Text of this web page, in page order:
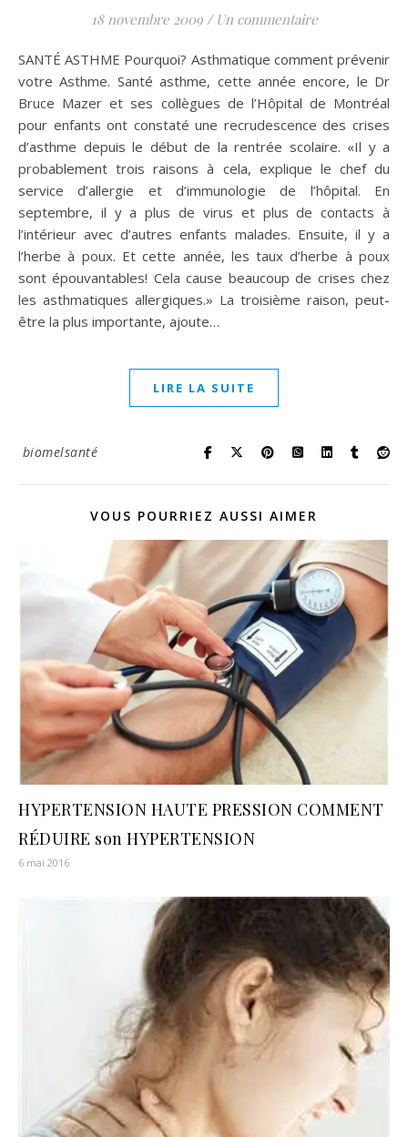
18 novembre 2009 / Un commentaire
SANTÉ ASTHME Pourquoi? Asthmatique comment prévenir
votre Asthme. Santé asthme, cette année encore, le Dr
Bruce Mazer et ses collègues de l’Hôpital de Montréal
pour enfants ont constaté une recrudescence des crises
d’asthme depuis le début de la rentrée scolaire. «Il y a
probablement trois raisons à cela, explique le chef du
service d’allergie et d’immunologie de l’hôpital. En
septembre, il y a plus de virus et plus de contacts à
l’intérieur avec d’autres enfants malades. Ensuite, il y a
l’herbe à poux. Et cette année, les taux d’herbe à poux
sont épouvantables! Cela cause beaucoup de crises chez
les asthmatiques allergiques.» La troisième raison, peut-
être la plus importante, ajoute…
LIRE LA SUITE
biomelsanté
VOUS POURRIEZ AUSSI AIMER
HYPERTENSION HAUTE PRESSION COMMENT
RÉDUIRE son HYPERTENSION
6 mai 2016